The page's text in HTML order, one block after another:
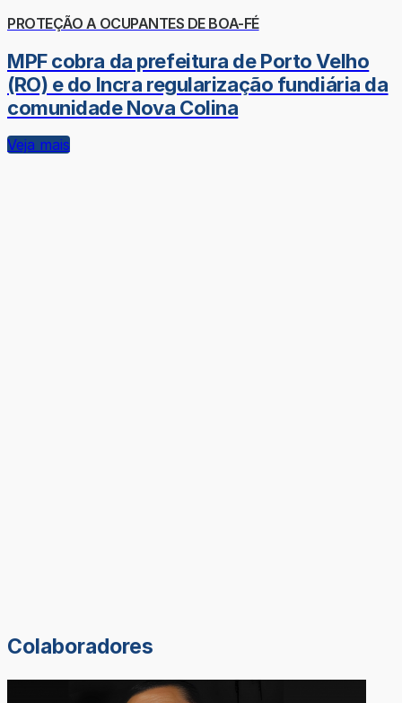
PROTEÇÃO A OCUPANTES DE BOA-FÉ
MPF cobra da prefeitura de Porto Velho
(RO) e do Incra regularização fundiária da
comunidade Nova Colina
Veja mais
Colaboradores